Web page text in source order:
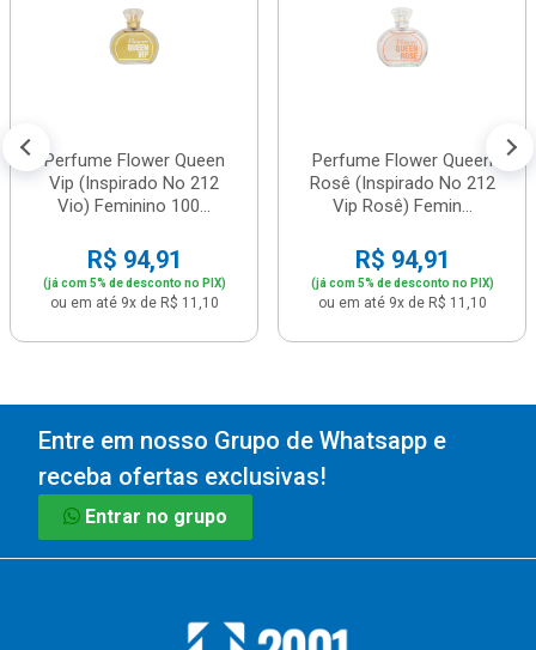
Perfume Flower Queen
Vip (Inspirado No 212
Vio) Feminino 100...
R$ 94,91
(já com 5% de desconto no PIX)
ou em até 9x de R$ 11,10
Perfume Flower Queen
Rosê (Inspirado No 212
Vip Rosê) Femin...
R$ 94,91
(já com 5% de desconto no PIX)
ou em até 9x de R$ 11,10
Entre em nosso Grupo de Whatsapp e
receba ofertas exclusivas!
Entrar no grupo